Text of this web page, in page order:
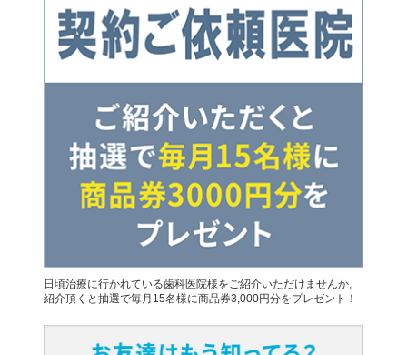
日頃治療に行かれている歯科医院様をご紹介いただけませんか。
紹介頂くと抽選で毎月15名様に商品券3,000円分をプレゼント！